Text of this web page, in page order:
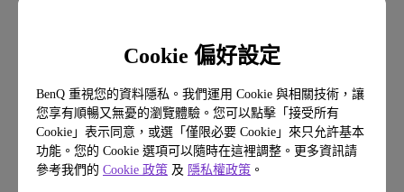
Cookie 偏好設定
BenQ 重視您的資料隱私。我們運用 Cookie 與相關技術，讓
您享有順暢又無憂的瀏覽體驗。您可以點擊「接受所有
Cookie」表示同意，或選「僅限必要 Cookie」來只允許基本
功能。您的 Cookie 選項可以隨時在這裡調整。更多資訊請
參考我們的 Cookie 政策 及 隱私權政策 。
再來一個很重要的功能是…色域的切換！畢竟主打
是設計用的螢幕，顏色的精準對每個設計師來說都
很重要，這方面 BenQ 對色彩方面下了不少功夫。
根據官方提供的資料，支援的色域空間來到了 100%
sRGB 以及 95% 的 Display P3 色域，每一台螢幕也
在出廠前會經過獨立校準，確保顏色在一定的範圍